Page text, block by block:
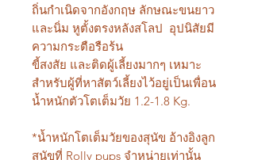
ถิ่นกำเนิดจากอังกฤษ ลักษณะขนยาว
และนิ่ม หูตั้งตรงหลังสโลป อุปนิสัยมี
ความกระตือรือร้น
ขี้สงสัย และติดผู้เลี้ยงมากๆ เหมาะ
สำหรับผู้ที่หาสัตว์เลี้ยงไว้อยู่เป็นเพื่อน
น้ำหนักตัวโตเต็มวัย 1.2-1.8 Kg.
*น้ำหนักโตเต็มวัยของสุนัข อ้างอิงลูก
สุนัขที่ Rolly pups จำหน่ายเท่านั้น